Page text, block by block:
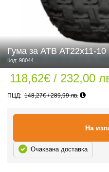
Гума за АТВ AT22x11-
Код: 98044
118,62€ / 232,00
148,27€ / 289,99 лв.
На
Очаквана доставка